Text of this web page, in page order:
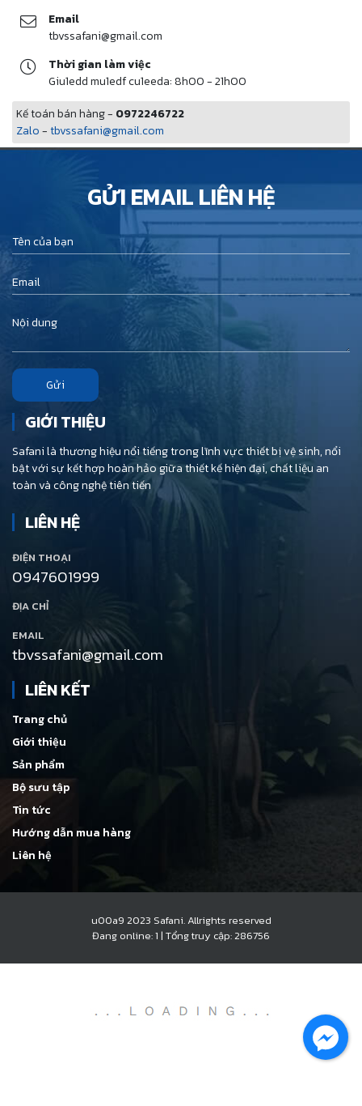
Email
tbvssafani@gmail.com
Thời gian làm việc
Giu1edd mu1edf cu1eeda: 8h00 - 21h00
Kế toán bán hàng - 0972246722
Zalo-tbvssafani@gmail.com
GỬI EMAIL LIÊN HỆ
Gửi
GIỚI THIỆU
Safani là thương hiệu nổi tiếng trong lĩnh vực thiết bị vệ sinh, nổi
bật với sự kết hợp hoàn hảo giữa thiết kế hiện đại, chất liệu an
toàn và công nghệ tiên tiến
LIÊN HỆ
ĐIỆN THOẠI
0947601999
ĐỊA CHỈ
EMAIL
tbvssafani@gmail.com
LIÊN KẾT
Trang chủ
Giới thiệu
Sản phẩm
Bộ sưu tập
Tin tức
Hướng dẫn mua hàng
Liên hệ
u00a9 2023 Safani. Allrights reserved
Đang online: 1 | Tổng truy cập: 286756